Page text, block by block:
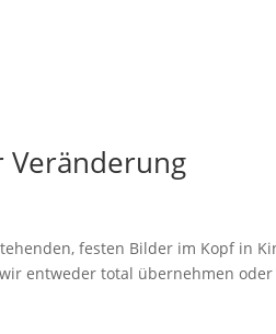
Veränderung
festen Bilder im Kopf in
entweder total übernehmen